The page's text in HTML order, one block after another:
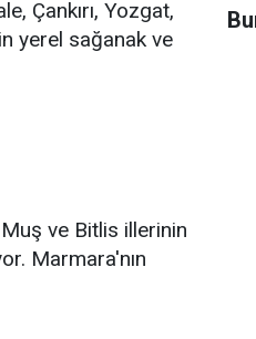
Çankırı, Yozgat,
yerel sağanak ve
Muş ve Bitlis illerinin
Marmara'nın